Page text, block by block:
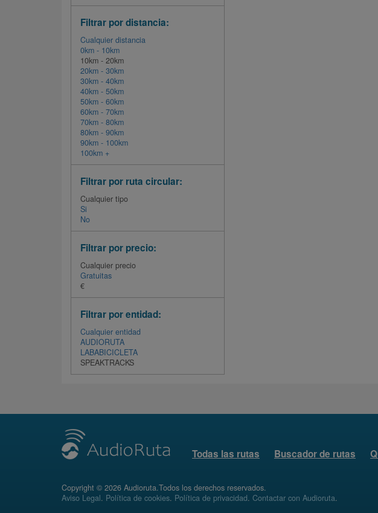
Filtrar por distancia:
Cualquier distancia
0km - 10km
10km - 20km
20km - 30km
30km - 40km
40km - 50km
50km - 60km
60km - 70km
70km - 80km
80km - 90km
90km - 100km
100km +
Filtrar por ruta circular:
Cualquier tipo
Si
No
Filtrar por precio:
Cualquier precio
Gratuitas
€
Filtrar por entidad:
Cualquier entidad
AUDIORUTA
LABABICICLETA
SPEAKTRACKS
Todas las rutas Buscador de rutas
Copyright © 2026 Audioruta.Todos los derechos reservados.
Aviso Legal. Política de cookies. Política de privacidad. Contactar con Audioruta.